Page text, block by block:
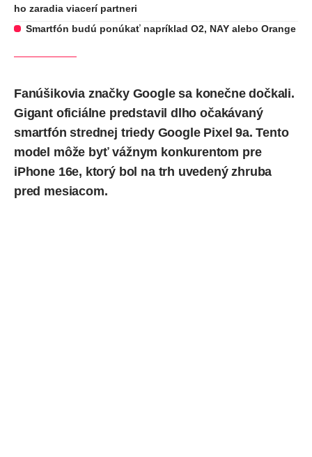
ho zaradia viacerí partneri
Smartfón budú ponúkať napríklad O2, NAY alebo Orange
Fanúšikovia značky Googlesa konečne dočkali.
Gigant oficiálne predstavil dlho očakávaný
smartfón strednej triedy Google Pixel 9a. Tento
model môže byť vážnym konkurentom pre
iPhone 16e, ktorý bol na trh uvedený zhruba
pred mesiacom.